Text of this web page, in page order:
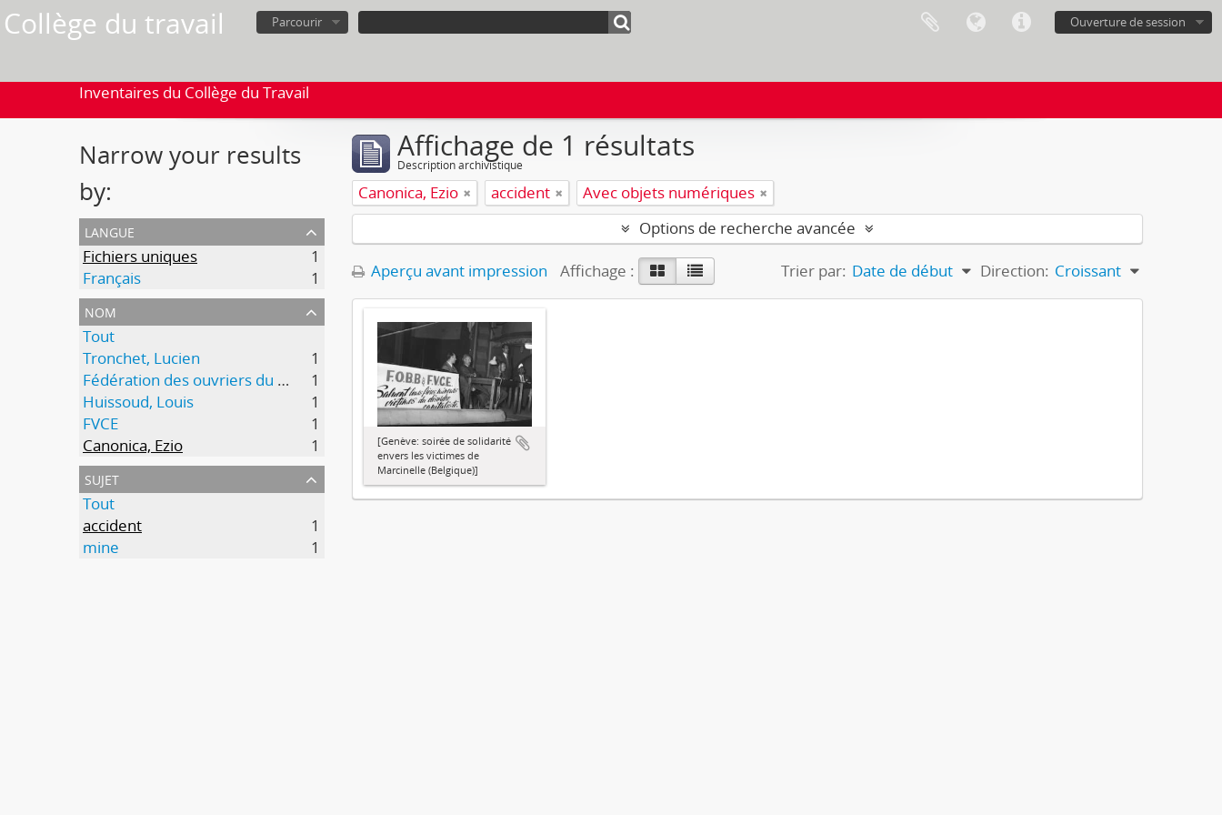
Collège du travail Ouverture de session
Parcourir
Inventaires du Collège du Travail
Narrow your results
by:
langue
Fichiers uniques
1
Français
1
nom
Tout
Tronchet, Lucien
1
Fédération des ouvriers du bois et du bâtiment (FOBB)
1
Huissoud, Louis
1
FVCE
1
Canonica, Ezio
1
sujet
Tout
accident
1
mine
1
Affichage de 1 résultats
Description archivistique
Canonica, Ezio accident
Avec objets numériques
Options de recherche avancée
Aperçu avant impression Affichage : Trier par: Date de début Direction: Croissant
[Genève: soirée de solidarité
envers les victimes de
Marcinelle (Belgique)]